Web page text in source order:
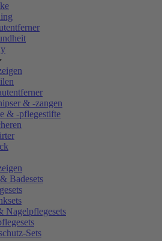
& -zangen
& -pflegestifte
Badesets
Nagelpflegesets
Sets